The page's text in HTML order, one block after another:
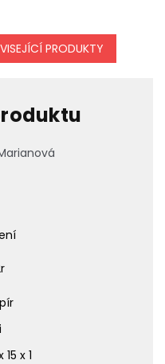
PRODUKTY
15 x 1